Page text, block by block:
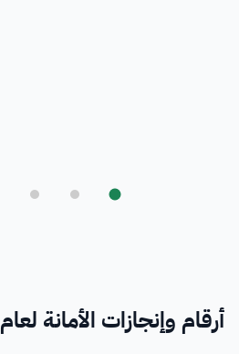
أرقام وإنجازات الأمانة لعام 2026